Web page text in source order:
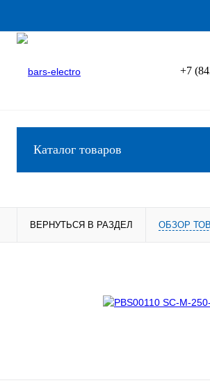
+7
Каталог товаров
ВЕРНУТЬСЯ В РАЗДЕЛ ОБЗОР